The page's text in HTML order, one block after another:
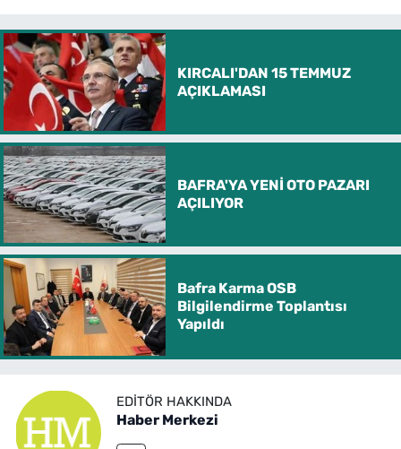
KIRCALI'DAN 15 TEMMUZ
AÇIKLAMASI
BAFRA'YA YENİ OTO PAZARI
AÇILIYOR
Bafra Karma OSB
Bilgilendirme Toplantısı
Yapıldı
EDITÖR HAKKINDA
Haber Merkezi